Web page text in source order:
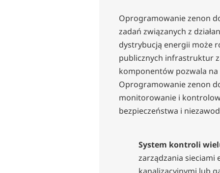
Oprogramowanie zenon
zadań związanych z
dystrybucją energii może
publicznych infrastruktur
komponentów pozwala
Oprogramowanie zenon
monitorowanie i
bezpieczeństwa i
System kontroli
zarządzania sieciami